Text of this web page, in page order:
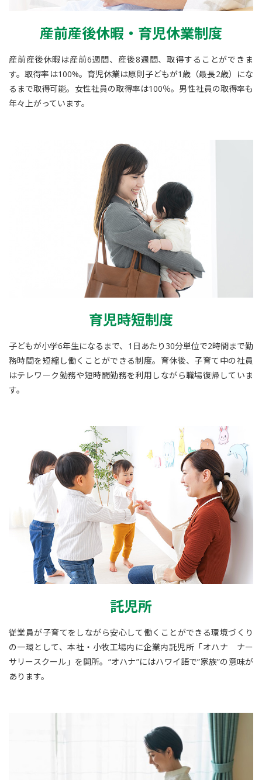
産前産後休暇・育児休業制度
産前産後休暇は産前6週間、産後8週間、取得することができま
す。取得率は100%。育児休業は原則子どもが1歳（最長2歳）にな
るまで取得可能。女性社員の取得率は100％。男性社員の取得率も
年々上がっています。
育児時短制度
子どもが小学6年生になるまで、1日あたり30分単位で2時間まで勤
務時間を短縮し働くことができる制度。育休後、子育て中の社員
はテレワーク勤務や短時間勤務を利用しながら職場復帰していま
す。
託児所
従業員が子育てをしながら安心して働くことができる環境づくり
の一環として、本社・小牧工場内に企業内託児所「オハナ ナー
サリースクール」を開所。“オハナ”にはハワイ語で”家族”の意味が
あります。